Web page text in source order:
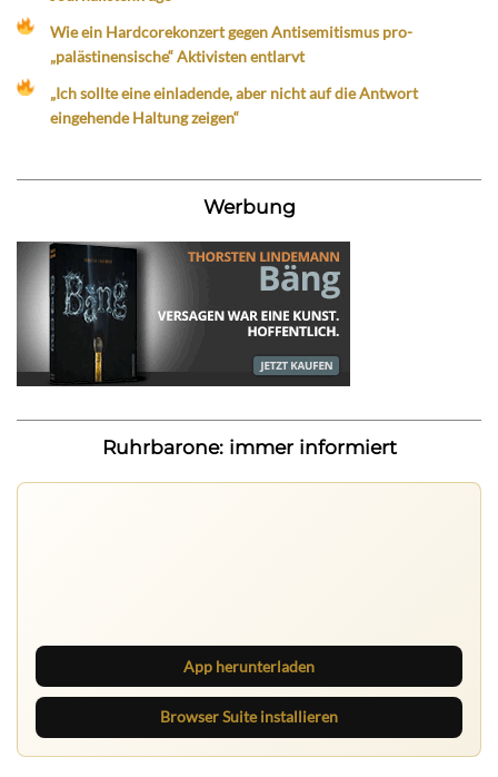
Wie ein Hardcorekonzert gegen Antisemitismus pro-
„palästinensische“ Aktivisten entlarvt
„Ich sollte eine einladende, aber nicht auf die Antwort
eingehende Haltung zeigen“
Werbung
Ruhrbarone: immer informiert
App herunterladen
Browser Suite installieren